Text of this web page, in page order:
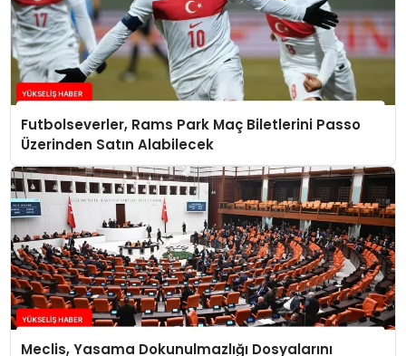
Futbolseverler, Rams Park Maç Biletlerini Passo
Üzerinden Satın Alabilecek
Meclis, Yasama Dokunulmazlığı Dosyalarını